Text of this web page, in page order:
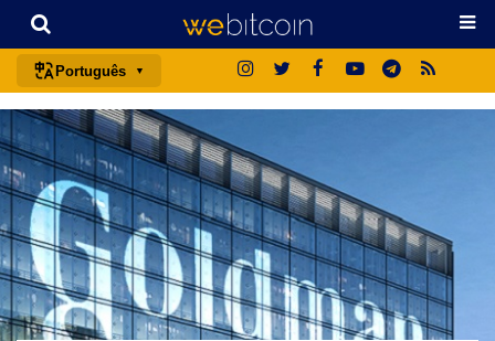
Português
português (BR)
english
español
français
italiano
deutsch
日本語